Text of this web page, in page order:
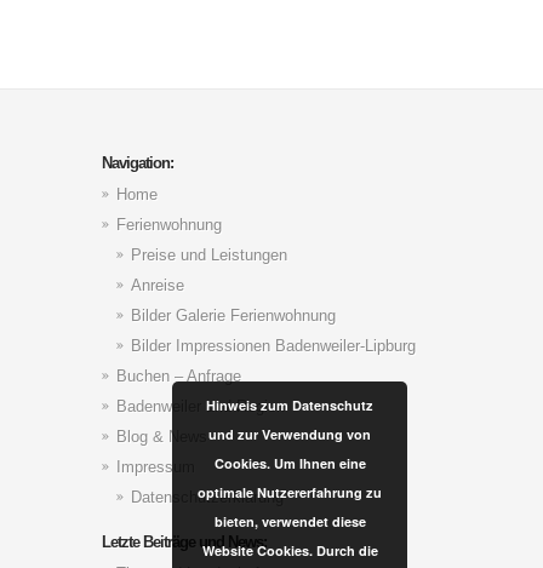
Navigation:
Home
Ferienwohnung
Preise und Leistungen
Anreise
Bilder Galerie Ferienwohnung
Bilder Impressionen Badenweiler-Lipburg
Buchen – Anfrage
Badenweiler und Region
Blog & News
Impressum
Datenschutzerklärung
Letzte Beiträge und News:
Hinweis zum Datenschutz
und zur Verwendung von
Cookies. Um Ihnen eine
optimale Nutzererfahrung zu
bieten, verwendet diese
Website Cookies. Durch die